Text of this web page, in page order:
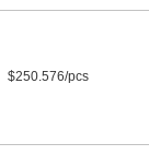
$250.576/pcs